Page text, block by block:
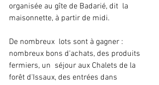
organisée au gîte de Badarié, dit  la
maisonnette, à partir de midi.
De nombreux  lots sont à gagner :
nombreux bons d'achats, des produits
fermiers, un  séjour aux Chalets de la
forêt d'Issaux, des entrées dans